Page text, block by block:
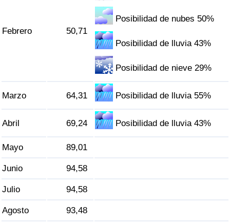
Febrero 50,71
Posibilidad de nubes 50%
Posibilidad de lluvia 43%
Posibilidad de nieve 29%
Marzo 64,31 Posibilidad de lluvia 55%
Abril 69,24 Posibilidad de lluvia 43%
Mayo 89,01
Junio 94,58
Julio 94,58
Agosto 93,48
Índice de Contaminación por País
Tráfico
Índice de Tráfico (Actual)
Índice de Tráfico por País